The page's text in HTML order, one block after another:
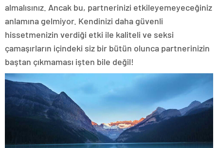
almalısınız. Ancak bu, partnerinizi etkileyemeyeceğiniz
anlamına gelmiyor. Kendinizi daha güvenli
hissetmenizin verdiği etki ile kaliteli ve seksi
çamaşırların içindeki siz bir bütün olunca partnerinizin
baştan çıkmaması işten bile değil!